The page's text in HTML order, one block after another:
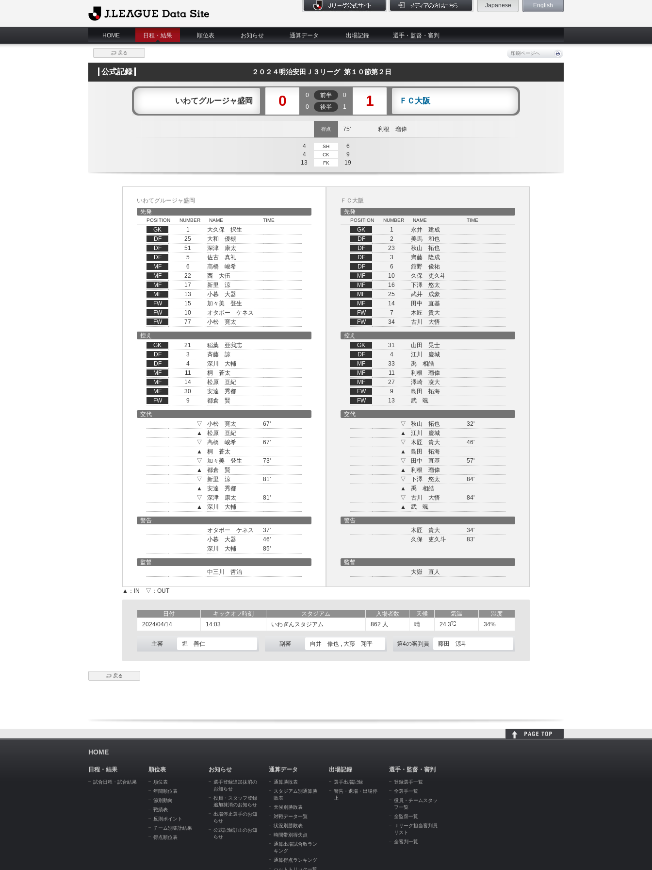
J.League Data Site
Japanese English
HOME 日程・結果 順位表 お知らせ 通算データ 出場記録 選手・監督・審判
戻る 印刷ページへ
公式記録 ２０２４明治安田Ｊ３リーグ 第１０節第２日
いわてグルージャ盛岡 0 0 前半
0
0
後半 1 1 ＦＣ大阪
得点 75' 利根 瑠偉
4 SH
6
4
CK
9
13
FK 19
いわてグルージャ盛岡
先発
POSITION NUMBER NAME TIME
GK 1
大久保 択生
DF
25
大和 優槻
DF
51
深津 康太
DF
5
佐古 真礼
MF
6
高橋 峻希
MF
22
西 大伍
MF
17
新里 涼
MF
13
小暮 大器
FW
15
加々美 登生
FW
10
オタボー ケネス
FW
77 小松 寛太
ＦＣ大阪
先発
POSITION NUMBER NAME TIME
GK 1
永井 建成
DF
2
美馬 和也
DF
23
秋山 拓也
DF
3
齊藤 隆成
DF
6
舘野 俊祐
MF
10
久保 吏久斗
MF
16
下澤 悠太
MF
25
武井 成豪
MF
14
田中 直基
FW
7
木匠 貴大
FW
34
古川 大悟
控え
GK
21
稲葉 亜我志
DF
3
斉藤 諒
DF
4
深川 大輔
MF
11
桐 蒼太
MF
14
松原 亘紀
MF
30
安達 秀都
FW
9 都倉 賢
控え
GK
31
山田 晃士
DF
4
江川 慶城
MF
33
禹 相皓
MF
11
利根 瑠偉
MF
27
澤崎 凌大
FW
9
島田 拓海
FW
13
武 颯
交代
▽
小松 寛太
67'
▲
松原 亘紀
▽
高橋 峻希
67'
▲
桐 蒼太
▽
加々美 登生
73'
▲
都倉 賢
▽
新里 涼
81'
▲
安達 秀都
▽
深津 康太
81'
▲
深川 大輔
交代
▽
秋山 拓也
32'
▲
江川 慶城
▽
木匠 貴大
46'
▲
島田 拓海
▽
田中 直基
57'
▲
利根 瑠偉
▽
下澤 悠太
84'
▲
禹 相皓
▽
古川 大悟
84'
▲
武 颯
警告
オタボー ケネス
37'
小暮 大器
46'
深川 大輔
85'
警告
木匠 貴大
34'
久保 吏久斗
83'
監督
中三川 哲治
監督
大嶽 直人
▲：IN ▽：OUT
日付 キックオフ時刻 スタジアム 入場者数 天候 気温
湿度
2024/04/14
14:03 いわぎんスタジアム 862 人 晴 24.3 34%
主審 堀 善仁 副審 向井 修也 , 大藤 翔平 第4の審判員 藤田 涼斗
戻る
HOME
日程・結果
試合日程・試合結果
順位表
順位表
年間順位表
節別動向
戦績表
反則ポイント
チーム別集計結果
得点順位表
お知らせ
選手登録追加抹消の
お知らせ
役員・スタッフ登録
追加抹消のお知らせ
出場停止選手のお知
らせ
公式記録訂正のお知
らせ
通算データ
通算勝敗表
スタジアム別通算勝
敗表
天候別勝敗表
対戦データ一覧
状況別勝敗表
時間帯別得失点
通算出場試合数ラン
キング
通算得点ランキング
出場記録
選手出場記録
警告・退場・出場停
止
選手・監督・審判
登録選手一覧
全選手一覧
役員・チームスタッ
フ一覧
全監督一覧
Ｊリーグ担当審判員
リスト
全審判一覧